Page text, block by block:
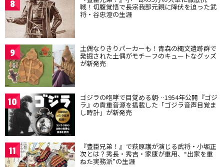
8 戦！切腹覚悟で長宗我部元親に降伏を迫った武
将・谷忠澄の生涯
9 土偶なりきりパーカーも！青森の縄文遺跡群で
発掘された土偶がモチーフのキュートなグッズ
が新発売
10 ゴジラの咆哮で目覚める朝…1954年公開『ゴジ
ラ』の貴重音源を搭載した「ゴジラ音声目覚ま
し時計」が新発売
11 『豊臣兄弟！』で萩原護が演じる武将・小堀正
次とは？秀長・秀吉・家康が重用、“出家を重
ねた実務派”の生涯